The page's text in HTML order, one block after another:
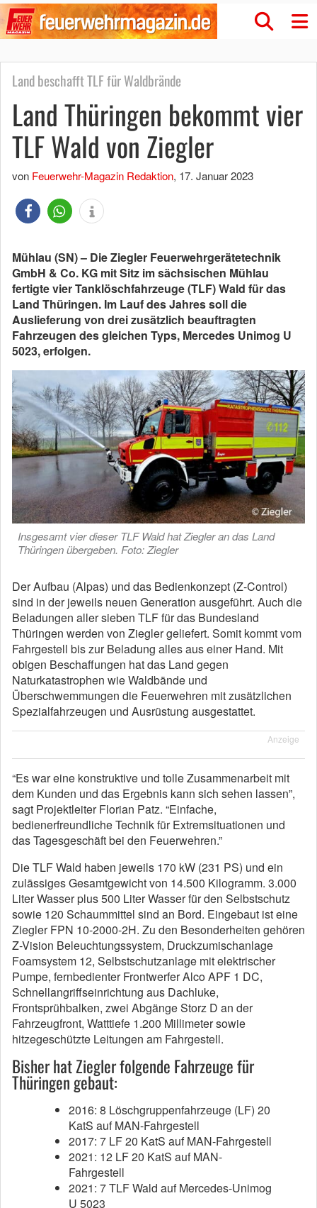
Land beschafft TLF für Waldbrände
Land Thüringen bekommt vier
TLF Wald von Ziegler
von Feuerwehr-Magazin Redaktion, 17. Januar 2023
Mühlau (SN) – Die Ziegler Feuerwehrgerätetechnik
GmbH & Co. KG mit Sitz im sächsischen Mühlau
fertigte vier Tanklöschfahrzeuge (TLF) Wald für das
Land Thüringen. Im Lauf des Jahres soll die
Auslieferung von drei zusätzlich beauftragten
Fahrzeugen des gleichen Typs, Mercedes Unimog U
5023, erfolgen.
Insgesamt vier dieser TLF Wald hat Ziegler an das Land
Thüringen übergeben. Foto: Ziegler
Der Aufbau (Alpas) und das Bedienkonzept (Z-Control)
sind in der jeweils neuen Generation ausgeführt. Auch die
Beladungen aller sieben TLF für das Bundesland
Thüringen werden von Ziegler geliefert. Somit kommt vom
Fahrgestell bis zur Beladung alles aus einer Hand. Mit
obigen Beschaffungen hat das Land gegen
Naturkatastrophen wie Waldbände und
Überschwemmungen die Feuerwehren mit zusätzlichen
Spezialfahrzeugen und Ausrüstung ausgestattet.
Anzeige
“Es war eine konstruktive und tolle Zusammenarbeit mit
dem Kunden und das Ergebnis kann sich sehen lassen”,
sagt Projektleiter Florian Patz. “Einfache,
bedienerfreundliche Technik für Extremsituationen und
das Tagesgeschäft bei den Feuerwehren.”
Die TLF Wald haben jeweils 170 kW (231 PS) und ein
zulässiges Gesamtgewicht von 14.500 Kilogramm. 3.000
Liter Wasser plus 500 Liter Wasser für den Selbstschutz
sowie 120 Schaummittel sind an Bord. Eingebaut ist eine
Ziegler FPN 10-2000-2H. Zu den Besonderheiten gehören
Z-Vision Beleuchtungssystem, Druckzumischanlage
Foamsystem 12, Selbstschutzanlage mit elektrischer
Pumpe, fernbedienter Frontwerfer Alco APF 1 DC,
Schnellangriffseinrichtung aus Dachluke,
Frontsprühbalken, zwei Abgänge Storz D an der
Fahrzeugfront, Watttiefe 1.200 Millimeter sowie
hitzegeschützte Leitungen am Fahrgestell.
Bisher hat Ziegler folgende Fahrzeuge für
Thüringen gebaut:
2016: 8 Löschgruppenfahrzeuge (LF) 20
KatS auf MAN-Fahrgestell
2017: 7 LF 20 KatS auf MAN-Fahrgestell
2021: 12 LF 20 KatS auf MAN-
Fahrgestell
2021: 7 TLF Wald auf Mercedes-Unimog
U 5023